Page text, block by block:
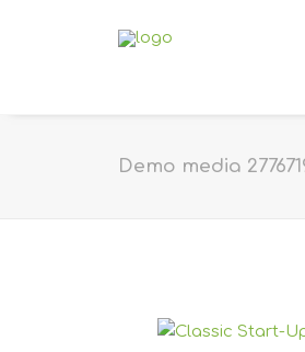
Demo media